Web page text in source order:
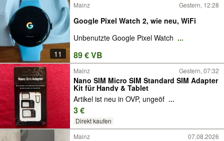
11
Mainz Gestern, 12:28
Google Pixel Watch 2, wie neu, WiFi
Unbenutzte Google Pixel Watch ...
89 € VB
Mainz Gestern, 07:32
Nano SIM Micro SIM Standard SIM Adapter
Kit für Handy & Tablet
Artikel ist neu in OVP, ungeöf ...
3 €
Direkt kaufen
Mainz 07.08.2026